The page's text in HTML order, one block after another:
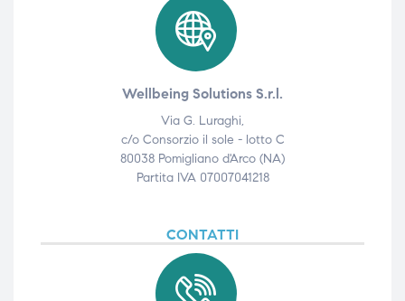
Wellbeing Solutions S.r.l.
Via G. Luraghi,
c/o Consorzio il sole - lotto C
80038 Pomigliano d'Arco (NA)
Partita IVA 07007041218
CONTATTI